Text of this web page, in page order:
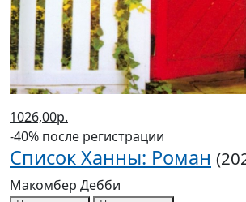
1026,00р.
-40% после регистрации
Список Ханны: Роман
Макомбер Дебби
В корзину
В корзине